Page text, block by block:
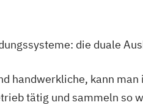
die duale
handwerkliche, kann
tätig und sammeln